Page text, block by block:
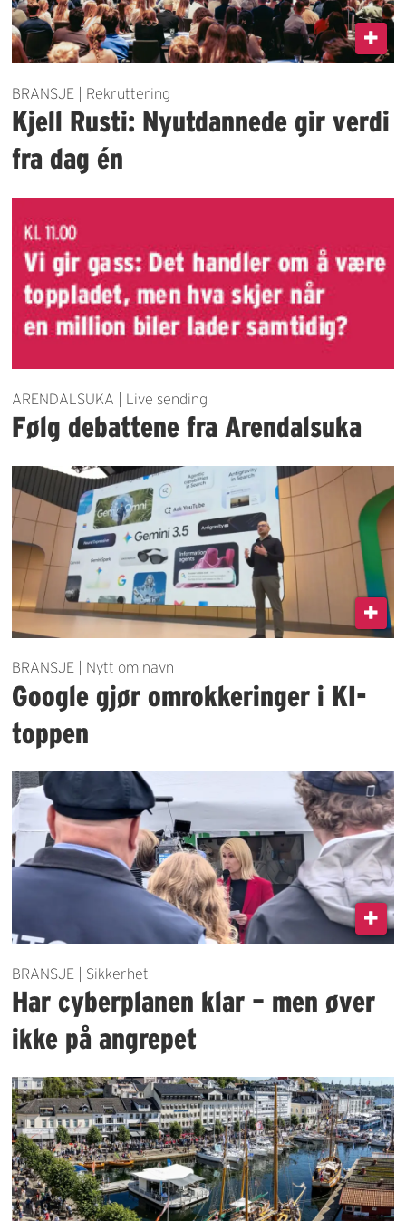
BRANSJE | Rekruttering
Kjell Rusti: Nyutdannede gir verdi
fra dag én
ARENDALSUKA | Live sending
Følg debattene fra Arendalsuka
BRANSJE | Nytt om navn
Google gjør omrokkeringer i KI-
toppen
BRANSJE | Sikkerhet
Har cyberplanen klar – men øver
ikke på angrepet